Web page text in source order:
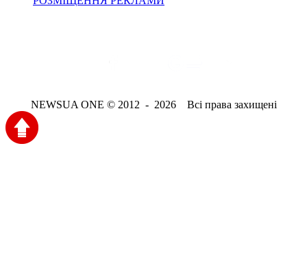
NEWSUA ONE © 2012 - 2026 Всі права захищені